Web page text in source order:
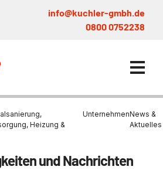
info@kuchler-gmbh.de
0800 0752238
Heizung &
UnternehmenNews &
Aktuelles
und Nachrichten